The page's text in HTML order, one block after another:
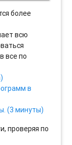
более
всю
все по
в
(3 минуты)
проверяя по